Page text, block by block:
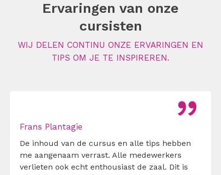
cursisten
TIPS OM JE TE INSPIREREN.
De inhoud van de cursus en alle tips hebben
me aangenaam verrast. Alle medewerkers
verlieten ook echt enthousiast de zaal. Dit is
natuurlijk ook mede te danken aan de cursus